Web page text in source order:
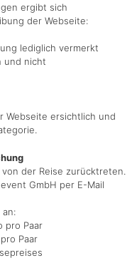
ergibt sich
der Webseite:
lediglich vermerkt
und nicht
Webseite ersichtlich und
der Reise zurücktreten.
GmbH per E-Mail
pro Paar
Paar